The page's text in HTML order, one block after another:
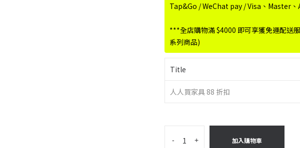
Tap&Go / WeChat pay / Visa、Master、
***全店購物滿 $4000 即可享獲免運配送
系列商品)
Title
人人買家具 88 折扣
- + 加入購物車